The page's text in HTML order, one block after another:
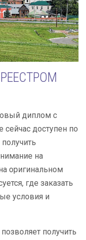
диплом с
доступен по
на
оригинальном
где заказать
условия и
получить